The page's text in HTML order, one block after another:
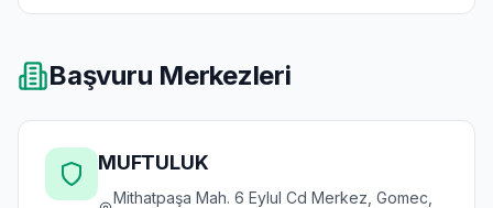
Başvuru Merkezleri
MUFTULUK
Mithatpaşa Mah. 6 Eylul Cd Merkez, Gomec,